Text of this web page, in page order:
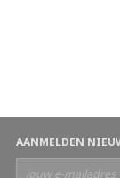
AANMELDEN